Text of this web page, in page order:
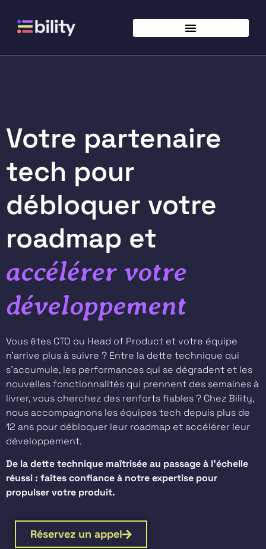
Votre partenaire
tech pour
débloquer votre
roadmap et
accélérer votre
développement
Vous êtes CTO ou Head of Product et votre équipe
n’arrive plus à suivre ? Entre la dette technique qui
s’accumule, les performances qui se dégradent et les
nouvelles fonctionnalités qui prennent des semaines à
livrer, vous cherchez des renforts fiables ? Chez Bility,
nous accompagnons les équipes tech depuis plus de
12 ans pour débloquer leur roadmap et accélérer leur
développement.
De la dette technique maîtrisée au passage à l’échelle
réussi : faites confiance à notre expertise pour
propulser votre produit.
Réservez un appel